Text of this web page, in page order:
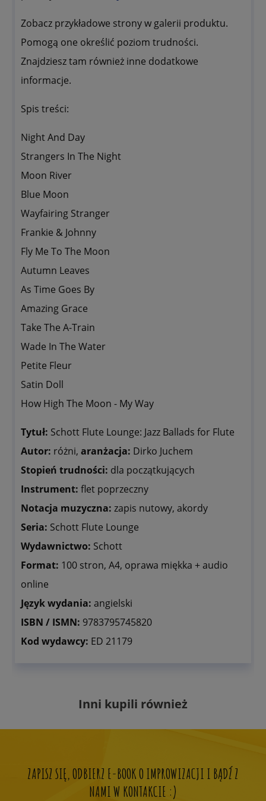
Zobacz przykładowe strony w galerii produktu.
Pomogą one określić poziom trudności.
Znajdziesz tam również inne dodatkowe
informacje.
Spis treści:
Night And Day
Strangers In The Night
Moon River
Blue Moon
Wayfairing Stranger
Frankie & Johnny
Fly Me To The Moon
Autumn Leaves
As Time Goes By
Amazing Grace
Take The A-Train
Wade In The Water
Petite Fleur
Satin Doll
How High The Moon - My Way
Tytuł: Schott Flute Lounge: Jazz Ballads for Flute
Autor: różni, aranżacja: Dirko Juchem
Stopień trudności: dla początkujących
Instrument: flet poprzeczny
Notacja muzyczna: zapis nutowy, akordy
Seria: Schott Flute Lounge
Wydawnictwo: Schott
Format: 100 stron, A4, oprawa miękka + audio
online
Język wydania: angielski
ISBN / ISMN: 9783795745820
Kod wydawcy: ED 21179
Inni kupili również
ZAPISZ SIĘ, ODBIERZ E-BOOK O IMPROWIZACJI I BĄDŹ Z
NAMI W KONTAKCIE :)